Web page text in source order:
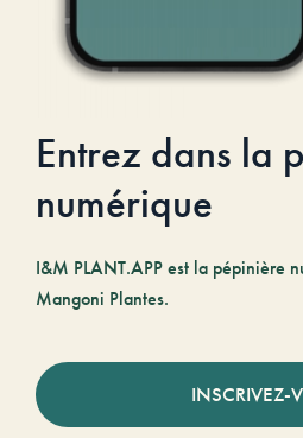
Entrez dans la
numérique
I&M PLANT.APP est la pépinière
Mangoni Plantes.
INSCRIVEZ-